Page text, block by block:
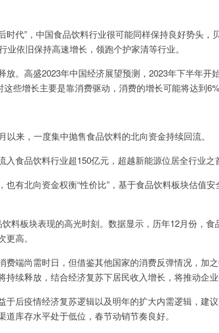
时代”，中国食品饮料行业很可能同样保持良好势头，
依旧保持高速增长，领跑个护家清等行业。
。高盛2023年中国经济展望预测，2023年下半年开
些增长主要是靠消费驱动，消费的增长可能将达到6%-
来，一度集中抛售食品饮料的北向资金持续回流。
食品饮料行业超150亿元，超越新能源位居全行业之
有北向资金权衡“性价比”，基于食品饮料板块估值
料板块表现的高光时刻。数据显示，历年12月份，食
高。
费端尚需时日，但借鉴其他国家的消费反弹情况，加
续释放，结合经济复苏下居民收入增长，将推动企业
于后疫情经济复苏逻辑以及明年的扩大内需逻辑，建
库存水平处于低位，春节动销节奏良好。